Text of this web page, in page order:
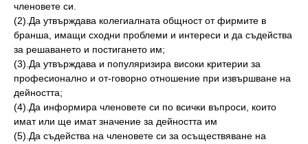
членовете си.
(2).Да утвърждава колегиалната общност от фирмите в
бранша, имащи сходни проблеми и интереси и да съдейства
за решаването и постигането им;
(3).Да утвърждава и популяризира високи критерии за
професионално и от-говорно отношение при извършване на
дейността;
(4).Да информира членовете си по всички въпроси, които
имат или ще имат значение за дейността им
(5).Да съдейства на членовете си за осъществяване на